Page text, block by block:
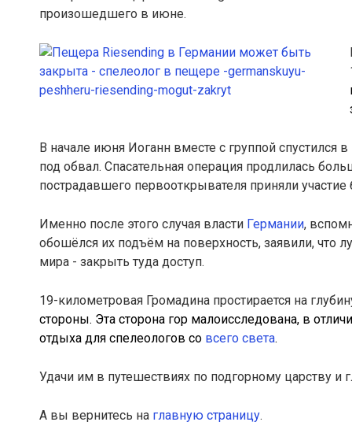
произошедшего в июне.
В начале июня Иоганн вместе с группой
под обвал. Спасательная операция продлилась
пострадавшего первооткрывателя приняли
Именно после этого случая власти Германии,
обошёлся их подъём на поверхность, заявили, что
мира - закрыть туда доступ.
19-километровая Громадина простирается на
стороны. Эта сторона гор малоисследована, в
отдыха для спелеологов со всего света.
Удачи им в путешествиях по подгорному царству
А вы вернитесь на главную страницу.